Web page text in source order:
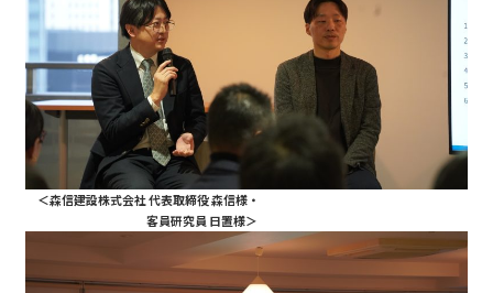
＜森信建設株式会社 代表取締役 森信様・
客員研究員 日置様＞